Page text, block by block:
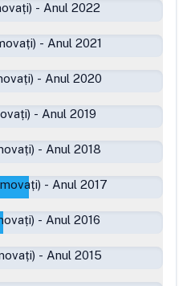
- Anul 2022
- Anul 2021
- Anul 2020
- Anul 2019
- Anul 2018
- Anul 2017
- Anul 2016
- Anul 2015